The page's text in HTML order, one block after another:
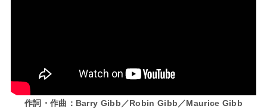
作詞・作曲：Barry Gibb／Robin Gibb／Maurice Gibb